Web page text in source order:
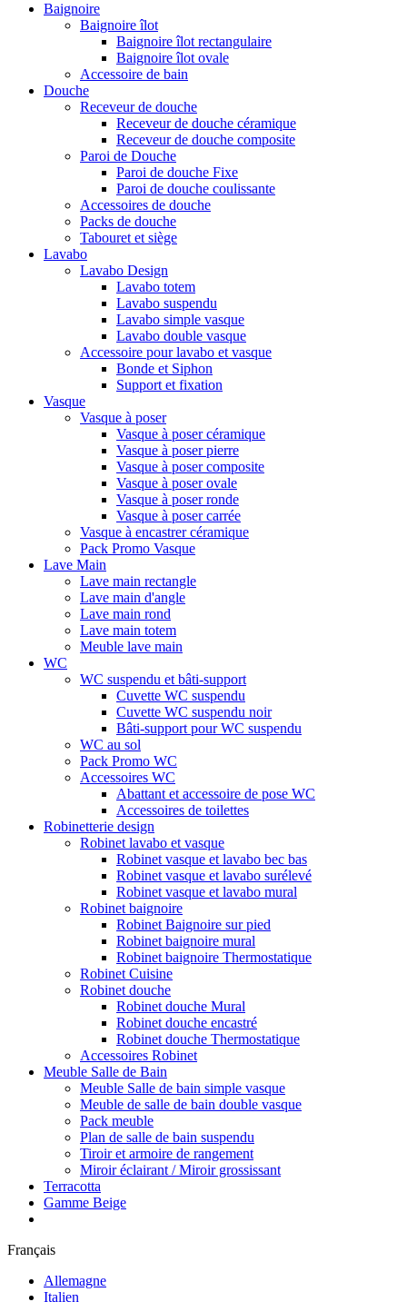
Baignoire
Baignoire îlot
Baignoire îlot rectangulaire
Baignoire îlot ovale
Accessoire de bain
Douche
Receveur de douche
Receveur de douche céramique
Receveur de douche composite
Paroi de Douche
Paroi de douche Fixe
Paroi de douche coulissante
Accessoires de douche
Packs de douche
Tabouret et siège
Lavabo
Lavabo Design
Lavabo totem
Lavabo suspendu
Lavabo simple vasque
Lavabo double vasque
Accessoire pour lavabo et vasque
Bonde et Siphon
Support et fixation
Vasque
Vasque à poser
Vasque à poser céramique
Vasque à poser pierre
Vasque à poser composite
Vasque à poser ovale
Vasque à poser ronde
Vasque à poser carrée
Vasque à encastrer céramique
Pack Promo Vasque
Lave Main
Lave main rectangle
Lave main d'angle
Lave main rond
Lave main totem
Meuble lave main
WC
WC suspendu et bâti-support
Cuvette WC suspendu
Cuvette WC suspendu noir
Bâti-support pour WC suspendu
WC au sol
Pack Promo WC
Accessoires WC
Abattant et accessoire de pose WC
Accessoires de toilettes
Robinetterie design
Robinet lavabo et vasque
Robinet vasque et lavabo bec bas
Robinet vasque et lavabo surélevé
Robinet vasque et lavabo mural
Robinet baignoire
Robinet Baignoire sur pied
Robinet baignoire mural
Robinet baignoire Thermostatique
Robinet Cuisine
Robinet douche
Robinet douche Mural
Robinet douche encastré
Robinet douche Thermostatique
Accessoires Robinet
Meuble Salle de Bain
Meuble Salle de bain simple vasque
Meuble de salle de bain double vasque
Pack meuble
Plan de salle de bain suspendu
Tiroir et armoire de rangement
Miroir éclairant / Miroir grossissant
Terracotta
Gamme Beige
Français
Allemagne
Italien